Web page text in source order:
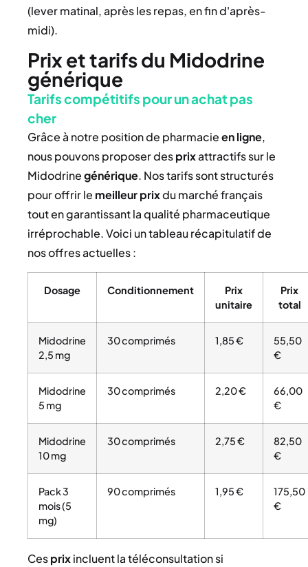
(lever matinal, après les repas, en fin d'après-
midi).
Prix et tarifs du Midodrine
générique
Tarifs compétitifs pour un achat pas
cher
Grâce à notre position de pharmacieen ligne,
nous pouvons proposer desprixattractifs sur le
Midodrinegénérique. Nos tarifs sont structurés
pour offrir le meilleur prixdu marché français
tout en garantissant la qualité pharmaceutique
irréprochable. Voici un tableau récapitulatif de
nos offres actuelles :
Dosage Conditionnement
Prix
unitaire
Prix
total
Midodrine
2,5 mg
30 comprimés 1,85 €
55,50
€
Midodrine
5 mg
30 comprimés 2,20 €
66,00
€
Midodrine
10 mg
30 comprimés 2,75 €
82,50
€
Pack 3
mois (5
mg)
90 comprimés 1,95 €
175,50
€
Cesprixincluent la téléconsultation si